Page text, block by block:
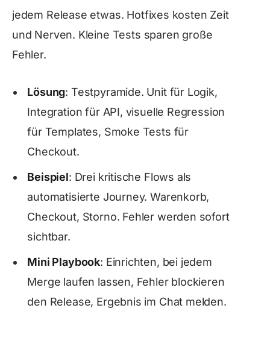
jedem Release etwas. Hotfixes kosten Zeit
und Nerven. Kleine Tests sparen große
Fehler.
Lösung: Testpyramide. Unit für Logik,
Integration für API, visuelle Regression
für Templates, Smoke Tests für
Checkout.
Beispiel: Drei kritische Flows als
automatisierte Journey. Warenkorb,
Checkout, Storno. Fehler werden sofort
sichtbar.
Mini Playbook: Einrichten, bei jedem
Merge laufen lassen, Fehler blockieren
den Release, Ergebnis im Chat melden.